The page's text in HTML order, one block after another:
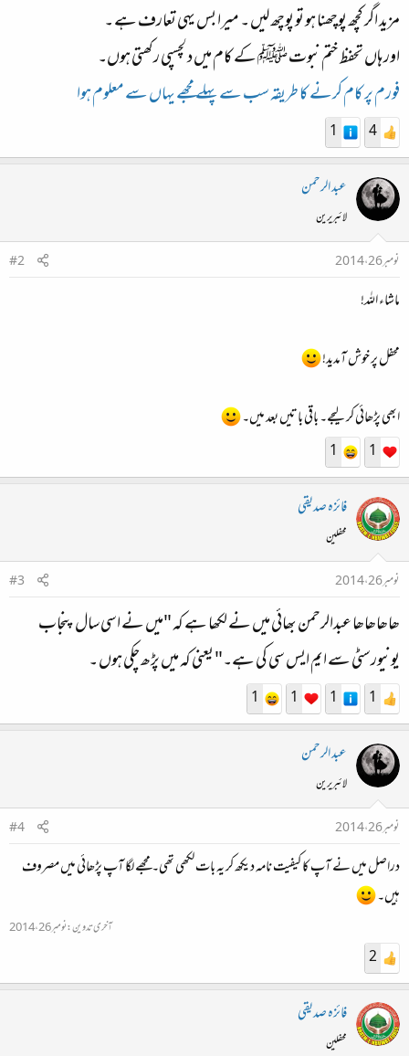
مزید اگر کچھ پوچھنا ہو تو پوچھ لیں ۔ میرا بس یہی تعارف ہے ۔
اور ہاں تحفظ ختم نبوت ﷺ کے کام میں دلچسپی رکھتی ہوں۔
فورم پر کام کرنے کا طریقہ سب سے پہلے مجھے یہاں سے معلوم ہوا
4
1
عبد الرحمن
لائبریرین
نومبر 26، 2014
#2
ماشاء اللہ!
محفل پر خوش آمدید!
ابھی پڑھائی کرلیجے۔ باقی باتیں بعد میں۔
1
1
فائزہ صدیقی
محفلین
نومبر 26، 2014
#3
ھاھاھاھا عبدالرحمن بھائی میں نے لکھا ہے کہ "میں نے اسی سال پنجاب
یونیورسٹی سے ایم ایس سی کی ہے۔" یعنی کہ میں پڑھ چکی ہوں ۔
1
1
1
1
عبد الرحمن
لائبریرین
نومبر 26، 2014
#4
دراصل میں نے آپ کا کیفیت نامہ دیکھ کر یہ بات لکھی تھی۔ مجھے لگا آپ پڑھائی میں مصروف
ہیں۔
آخری تدوین:نومبر 26، 2014
2
فائزہ صدیقی
محفلین